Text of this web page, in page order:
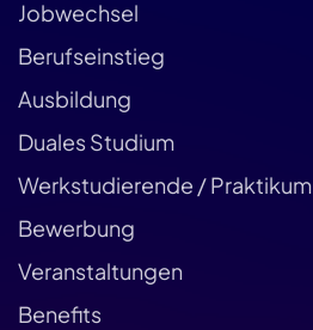
Jobwechsel
Berufseinstieg
Ausbildung
Duales Studium
Werkstudierende / Praktikum
Bewerbung
Veranstaltungen
Benefits